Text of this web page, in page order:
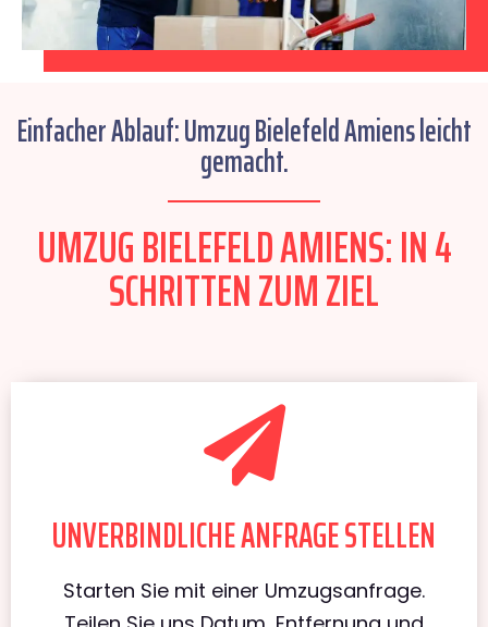
Einfacher Ablauf: Umzug Bielefeld Amiens leicht
gemacht.
UMZUG BIELEFELD AMIENS: IN 4
SCHRITTEN ZUM ZIEL
UNVERBINDLICHE ANFRAGE STELLEN
Starten Sie mit einer Umzugsanfrage.